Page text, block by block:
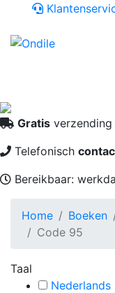
Gratis
Telefonisch
Bereikbaar:
Home Boeken
Code 95
Taal
Nederlands